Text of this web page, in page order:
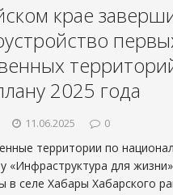
крае
2025 года
11.06.2025 0
территории по
«Инфраструктура для жизни»
в селе Хабары Хабарского